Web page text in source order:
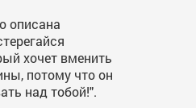
описана
хочет вменить
потому что он
над тобой!".